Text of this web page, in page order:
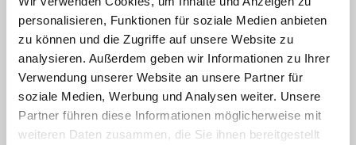
personalisieren, Funktionen für soziale Medien anbieten
zu können und die Zugriffe auf unsere Website zu
analysieren. Außerdem geben wir Informationen zu Ihrer
Verwendung unserer Website an unsere Partner für
soziale Medien, Werbung und Analysen weiter. Unsere
Partner führen diese Informationen möglicherweise mit
weiteren Daten zusammen, die Sie ihnen bereitgestellt
Schockraumtraining
EKG Schnellinterpretation